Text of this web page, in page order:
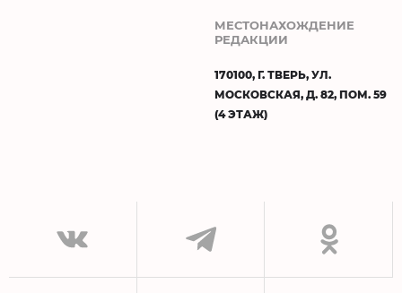
МЕСТОНАХОЖДЕНИЕ
РЕДАКЦИИ
170100, Г. ТВЕРЬ, УЛ.
МОСКОВСКАЯ, Д. 82, ПОМ. 59
(4 ЭТАЖ)